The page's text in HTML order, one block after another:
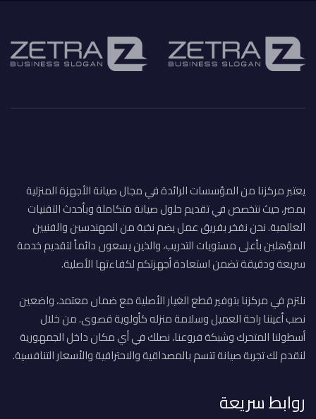
يعتبر مركزنا من المؤسسات الرائدة في مجال صيانة الأجهزة المنزلية
بمصر، حيث نتخصص في تقديم حلول صيانة متكاملة وبأحدث التقنيات
العالمية. نحن نفخر بفريق عمل يضم نخبة من المهندسين والفنيين
المؤهلين بأعلى مستويات التدريب، والذين يسعون دائماً لتقديم خدمة
سريعة ودقيقة تضمن استعادة أجهزتكم لكفاءتها الأصلية.
نلتزم في مركزنا بتوفير قطع الغيار الأصلية مع ضمان معتمد، واضعين
نصب أعيننا راحة العميل وسلامة منزله كأولوية قصوى. من خلال
أسطولنا المتحرك وشبكة فروعنا، نصلك في أي مكان داخل الجمهورية
لنقدم لك تجربة صيانة تتسم بالمصداقية والاحترافية والأسعار التنافسية.
روابط سريعة